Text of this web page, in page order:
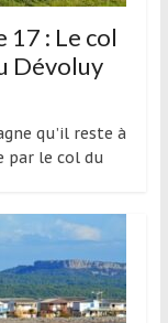
17 : Le col
Dévoluy
qu’il reste à
par le col du